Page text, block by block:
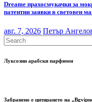
Dreame прахосмукачки за
патентни заявки в световен
авг. 7, 2026 Петър
Луксозни арабски парфюми
Забранено е цитирането на